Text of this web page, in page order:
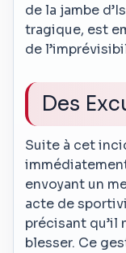
de la jambe
tragique, est
de
Des
Suite à cet
envoyant un
acte de
précisant qu’il
blesser. Ce